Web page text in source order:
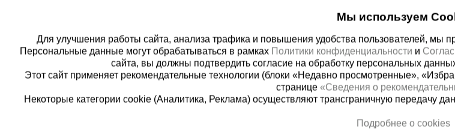
Мы используем
Для улучшения работы сайта, анализа трафика и повышения удобства пользователей, мы
Персональные данные могут обрабатываться в рамках Политики конфиденциальности и
сайта, вы должны подтвердить согласие на обработку персональных
Этот сайт применяет рекомендательные технологии (блоки «Недавно просмотренные»,
странице «Сведения о
Некоторые категории cookie (Аналитика, Реклама) осуществляют трансграничную передачу
Подробнее о cookies